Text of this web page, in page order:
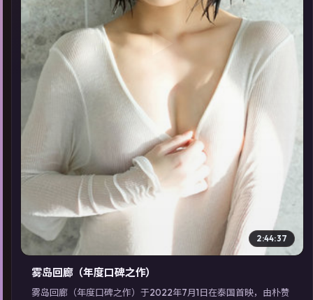
▶
2:44:37
雾岛回廊（年度口碑之作）
雾岛回廊（年度口碑之作）于2022年7月1日在泰国首映，由朴赞